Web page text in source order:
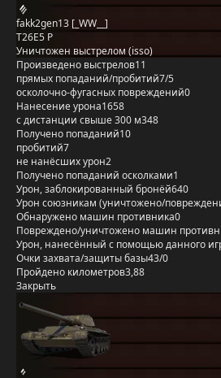
fakk2gen13 [_WW__]
T26E5 P
Уничтожен выстрелом (isso)
Произведено выстрелов11
прямых попаданий/пробитий7/5
осколочно-фугасных повреждений0
Нанесение урона1658
с дистанции свыше 300 м348
Получено попаданий10
пробитий7
не нанёсших урон2
Получено попаданий осколками1
Урон, заблокированный бронёй640
Урон союзникам (уничтожено/
Обнаружено машин противника0
Повреждено/уничтожено машин
Урон, нанесённый с помощью данного
Очки захвата/защиты базы43/0
Пройдено километров3,88
Закрыть